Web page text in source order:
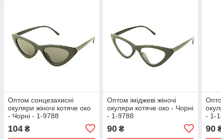
Оптом сонцезахисні
окуляри жіночі котяче око
- Чорні - 1-9788
104 ₴
Оптом іміджеві жіночі
окуляри котяче око - Чорні
- 1-9788
90₴
- 1-
90